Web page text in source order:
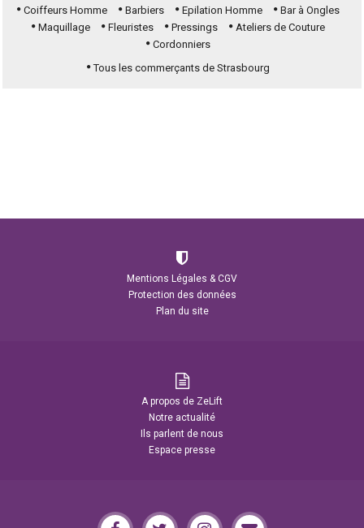
Coiffeurs Homme
Barbiers Epilation Homme
Bar à Ongles
Maquillage
Fleuristes Pressings
Ateliers de Couture
Cordonniers
Tous les commerçants de Strasbourg
Mentions Légales & CGV
Protection des données
Plan du site
A propos de ZeLift
Notre actualité
Ils parlent de nous
Espace presse